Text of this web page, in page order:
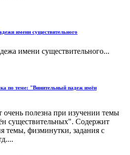
имени существительного
имени существительного...
по теме: "Винительный падеж имён
очень полезна при изучении темы
существительных". Содержит
темы, физминутки, задания с